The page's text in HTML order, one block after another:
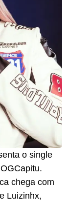
o single
chega com
Luizinhx,